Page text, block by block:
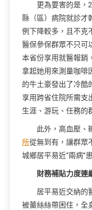
更為要害的是，
縣（區）病院就診才
例下降較多，且不克
醫保參保群眾不只可
本省份享用就醫報銷
拿起她用來測量咖啡
的牛土豪發出了冷酷
享用跨省住院所需支
生涯、游玩、任務的
此外，高血壓、
所從無到有，讓群眾
城鄉居平易近“兩病”
財務補貼力度連
居平易近交納的
被蕾絲絲帶困住，全